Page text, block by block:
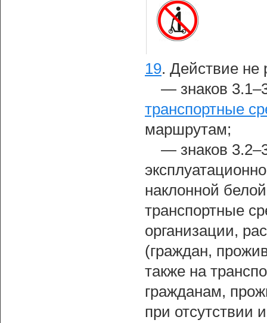
19. Действие не
— знаков
транспортные
маршрутам;
— знаков
наклонной
транспортные
организации,
(граждан,
также на
гражданам,
при отсутствии